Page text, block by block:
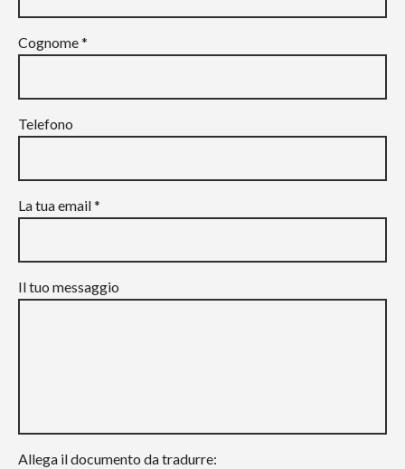
Cognome *
Telefono
La tua email *
Il tuo messaggio
Allega il documento da tradurre: